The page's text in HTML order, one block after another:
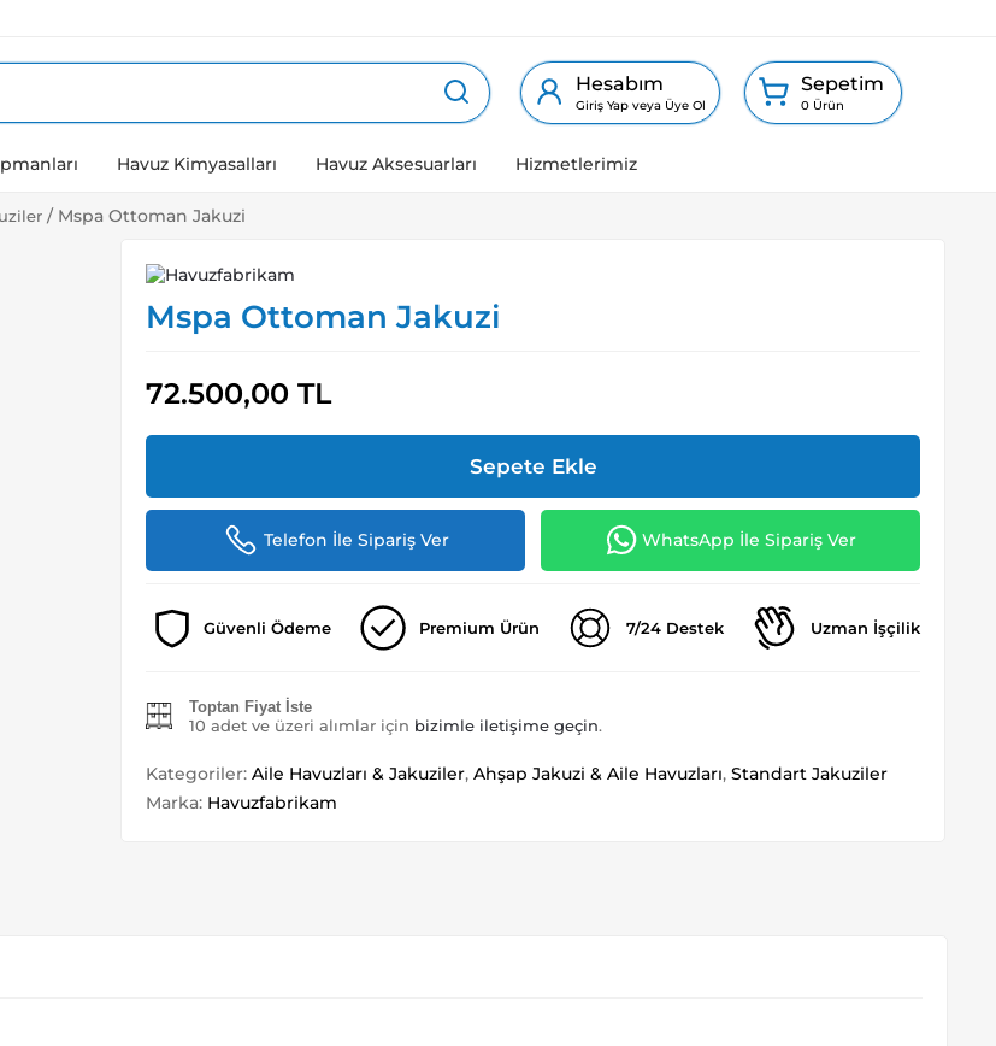
Hesabım
Giriş Yap veya Üye Ol
Sepetim
0 Ürün
Havuz Kimyasalları Havuz Aksesuarları Hizmetlerimiz
/ Mspa Ottoman Jakuzi
Mspa Ottoman Jakuzi
72.500,00TL
Sepete Ekle
Telefon İle Sipariş Ver WhatsApp İle Sipariş Ver
Güvenli Ödeme Premium Ürün 7/24 Destek Uzman İşçilik
Toptan Fiyat İste
10 adet ve üzeri alımlar için bizimle iletişime geçin.
Kategoriler:Aile Havuzları & Jakuziler,Ahşap Jakuzi & Aile Havuzları,Standart Jakuziler
Marka: Havuzfabrikam